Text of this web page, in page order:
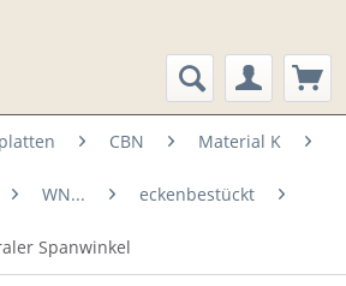
CBN Material K
WN... eckenbestückt
Spanwinkel